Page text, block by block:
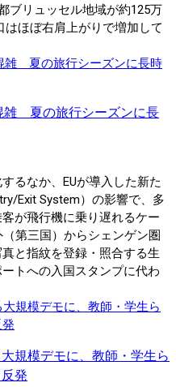
ブリュッセル地域が約125万
ほぼ右肩上がりで増加して
雑 夏の旅行シーズンに長
るなか、EUが導入した新た
Exit System）の影響で、多
が飛行機に乗り遅れるケー
（第三国）からシェンゲン圏
と指紋を登録・照合する生
トへの入国スタンプに代わ
規模デモに、教師・学生ら
発